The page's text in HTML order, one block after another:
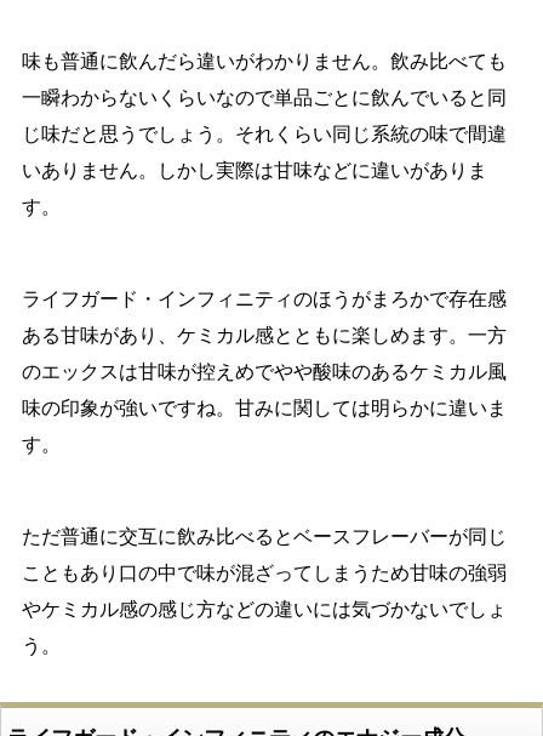
味も普通に飲んだら違いがわかりません。飲み比べても
一瞬わからないくらいなので単品ごとに飲んでいると同
じ味だと思うでしょう。それくらい同じ系統の味で間違
いありません。しかし実際は甘味などに違いがありま
す。
ライフガード・インフィニティのほうがまろかで存在感
ある甘味があり、ケミカル感とともに楽しめます。一方
のエックスは甘味が控えめでやや酸味のあるケミカル風
味の印象が強いですね。甘みに関しては明らかに違いま
す。
ただ普通に交互に飲み比べるとベースフレーバーが同じ
こともあり口の中で味が混ざってしまうため甘味の強弱
やケミカル感の感じ方などの違いには気づかないでしょ
う。